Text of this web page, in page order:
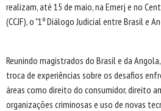
realizam, até 15 de maio, na Emerj e no
(CCJF), o "1º Diálogo Judicial entre Brasil e
Reunindo magistrados do Brasil e da
troca de experiências sobre os desafios
áreas como direito do consumidor, direito
organizações criminosas e uso de novas